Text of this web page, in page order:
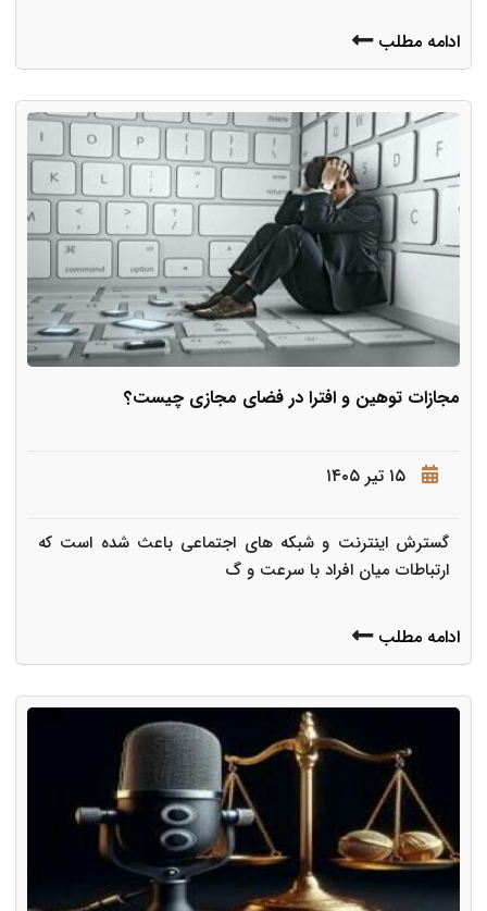
ادامه مطلب
مجازات توهین و افترا در فضای مجازی چیست؟
۱۵ تیر ۱۴۰۵
گسترش اینترنت و شبکه های اجتماعی باعث شده است که
ارتباطات میان افراد با سرعت و گ
ادامه مطلب